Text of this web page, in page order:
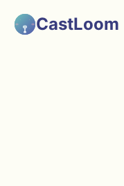
CastLoom